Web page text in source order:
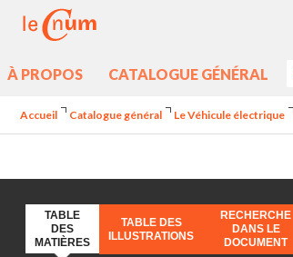
À PROPOS CATALOGUE GÉNÉRAL
Accueil Catalogue général Le Véhicule électrique
TABLE
DES
MATIÈRES
TABLE DES
ILLUSTRATIONS
RECHERCHE
DANS LE
DOCUMENT